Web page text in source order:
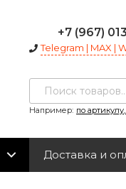
+7 (967)
Telegram | MAX |
Например: по
Доставка и